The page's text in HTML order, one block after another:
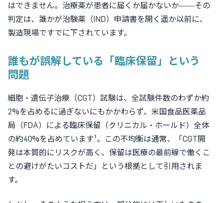
はできません。治療薬が患者に届くか届かないか——その
判定は、誰かが治験薬（IND）申請書を開く遥か以前に、
製造現場ですでに下されています。
誰もが誤解している「臨床保留」という
問題
細胞・遺伝子治療（CGT）試験は、全試験件数のわずか約
2%を占めるに過ぎないにもかかわらず、米国食品医薬品
局（FDA）による臨床保留（クリニカル・ホールド）全体
の約40%を占めています¹。この不均衡は通常、「CGT開
発は本質的にリスクが高く、保留は医療の最前線で働くこ
との避けがたいコストだ」という根拠として引用されま
す。